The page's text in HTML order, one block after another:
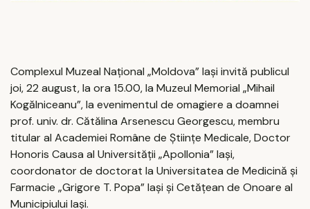
Complexul Muzeal Naţional „Moldova” Iaşi invită publicul
joi, 22 august, la ora 15.00, la Muzeul Memorial „Mihail
Kogălniceanu”, la evenimentul de omagiere a doamnei
prof. univ. dr. Cătălina Arsenescu Georgescu, membru
titular al Academiei Române de Științe Medicale, Doctor
Honoris Causa al Universității „Apollonia” Iași,
coordonator de doctorat la Universitatea de Medicină și
Farmacie „Grigore T. Popa” Iași și Cetățean de Onoare al
Municipiului Iași.